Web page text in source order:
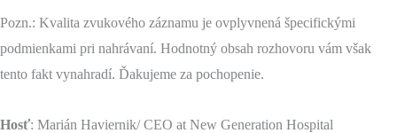
Pozn.: Kvalita zvukového záznamu je ovplyvnená špecifickými
podmienkami pri nahrávaní. Hodnotný obsah rozhovoru vám však
tento fakt vynahradí. Ďakujeme za pochopenie.
Hosť: Marián Haviernik/ CEO at New Generation Hospital